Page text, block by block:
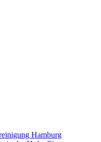
Hamburg